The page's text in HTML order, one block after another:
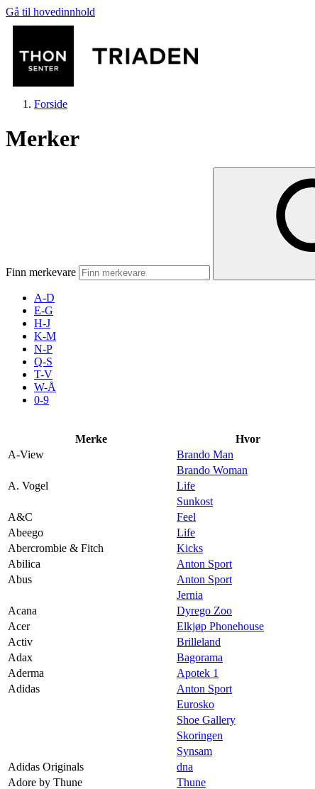
Gå til hovedinnhold
Mat og drikke
Inspirasjon
Forside
Merker
Finn merkevare
A-D
E-G
H-J
K-M
N-P
Q-S
T-V
W-Å
0-9
Merke
Hvor
A-View
Brando Man
Brando Woman
A. Vogel
Life
Sunkost
A&C
Feel
Abeego
Life
Abercrombie & Fitch
Kicks
Abilica
Anton Sport
Abus
Anton Sport
Jernia
Acana
Dyrego Zoo
Acer
Elkjøp Phonehouse
Activ
Brilleland
Adax
Bagorama
Aderma
Apotek 1
Adidas
Anton Sport
Eurosko
Shoe Gallery
Skoringen
Synsam
Adidas Originals
dna
Adore by Thune
Thune